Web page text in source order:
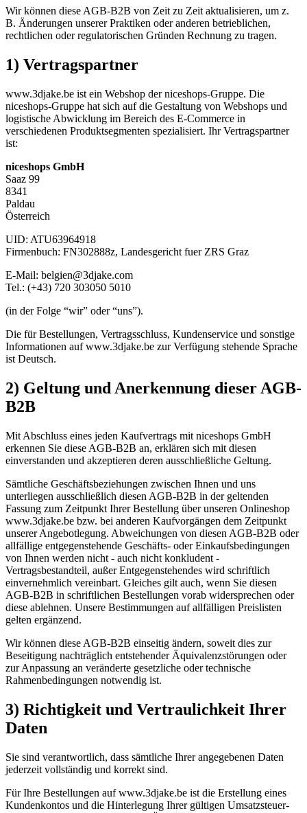
Wir können diese AGB-B2B von Zeit zu Zeit aktualisieren, um z.
B. Änderungen unserer Praktiken oder anderen betrieblichen,
rechtlichen oder regulatorischen Gründen Rechnung zu tragen.
1) Vertragspartner
www.3djake.be ist ein Webshop der niceshops-Gruppe. Die
niceshops-Gruppe hat sich auf die Gestaltung von Webshops und
logistische Abwicklung im Bereich des E-Commerce in
verschiedenen Produktsegmenten spezialisiert. Ihr Vertragspartner
ist:
niceshops GmbH
Saaz 99
8341
Paldau
Österreich
UID: ATU63964918
Firmenbuch: FN302888z, Landesgericht fuer ZRS Graz
E-Mail: belgien@3djake.com
Tel.: (+43) 720 303050 5010
(in der Folge “wir” oder “uns”).
Die für Bestellungen, Vertragsschluss, Kundenservice und sonstige
Informationen auf www.3djake.be zur Verfügung stehende Sprache
ist Deutsch.
2) Geltung und Anerkennung dieser AGB-
B2B
Mit Abschluss eines jeden Kaufvertrags mit niceshops GmbH
erkennen Sie diese AGB-B2B an, erklären sich mit diesen
einverstanden und akzeptieren deren ausschließliche Geltung.
Sämtliche Geschäftsbeziehungen zwischen Ihnen und uns
unterliegen ausschließlich diesen AGB-B2B in der geltenden
Fassung zum Zeitpunkt Ihrer Bestellung über unseren Onlineshop
www.3djake.be bzw. bei anderen Kaufvorgängen dem Zeitpunkt
unserer Angebotlegung. Abweichungen von diesen AGB-B2B oder
allfällige entgegenstehende Geschäfts- oder Einkaufsbedingungen
von Ihnen werden nicht - auch nicht konkludent -
Vertragsbestandteil, außer Entgegenstehendes wird schriftlich
einvernehmlich vereinbart. Gleiches gilt auch, wenn Sie diesen
AGB-B2B in schriftlichen Bestellungen vorab widersprechen oder
diese ablehnen. Unsere Bestimmungen auf allfälligen Preislisten
gelten ergänzend.
Wir können diese AGB-B2B einseitig ändern, soweit dies zur
Beseitigung nachträglich entstehender Äquivalenzstörungen oder
zur Anpassung an veränderte gesetzliche oder technische
Rahmenbedingungen notwendig ist.
3) Richtigkeit und Vertraulichkeit Ihrer
Daten
Sie sind verantwortlich, dass sämtliche Ihrer angegebenen Daten
jederzeit vollständig und korrekt sind.
Für Ihre Bestellungen auf www.3djake.be ist die Erstellung eines
Kundenkontos und die Hinterlegung Ihrer gültigen Umsatzsteuer-